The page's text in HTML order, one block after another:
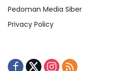
Pedoman Media Siber
Privacy Policy